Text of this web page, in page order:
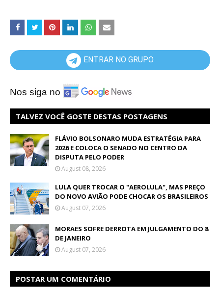
ENTRAR NO GRUPO
Nos siga no
TALVEZ VOCÊ GOSTE DESTAS POSTAGENS
FLÁVIO BOLSONARO MUDA ESTRATÉGIA PARA
2026 E COLOCA O SENADO NO CENTRO DA
DISPUTA PELO PODER
August 08, 2026
LULA QUER TROCAR O "AEROLULA", MAS PREÇO
DO NOVO AVIÃO PODE CHOCAR OS BRASILEIROS
August 07, 2026
MORAES SOFRE DERROTA EM JULGAMENTO DO 8
DE JANEIRO
August 07, 2026
POSTAR UM COMENTÁRIO